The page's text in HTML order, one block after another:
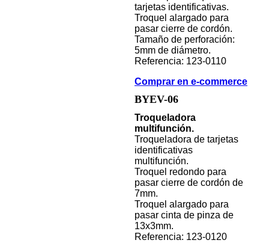
tarjetas identificativas.
Troquel alargado para
pasar cierre de cordón.
Tamaño de perforación:
5mm de diámetro.
Referencia: 123-0110
Comprar en e-commerce
BYEV-06
Troqueladora
multifunción.
Troqueladora de tarjetas
identificativas
multifunción.
Troquel redondo para
pasar cierre de cordón de
7mm.
Troquel alargado para
pasar cinta de pinza de
13x3mm.
Referencia: 123-0120